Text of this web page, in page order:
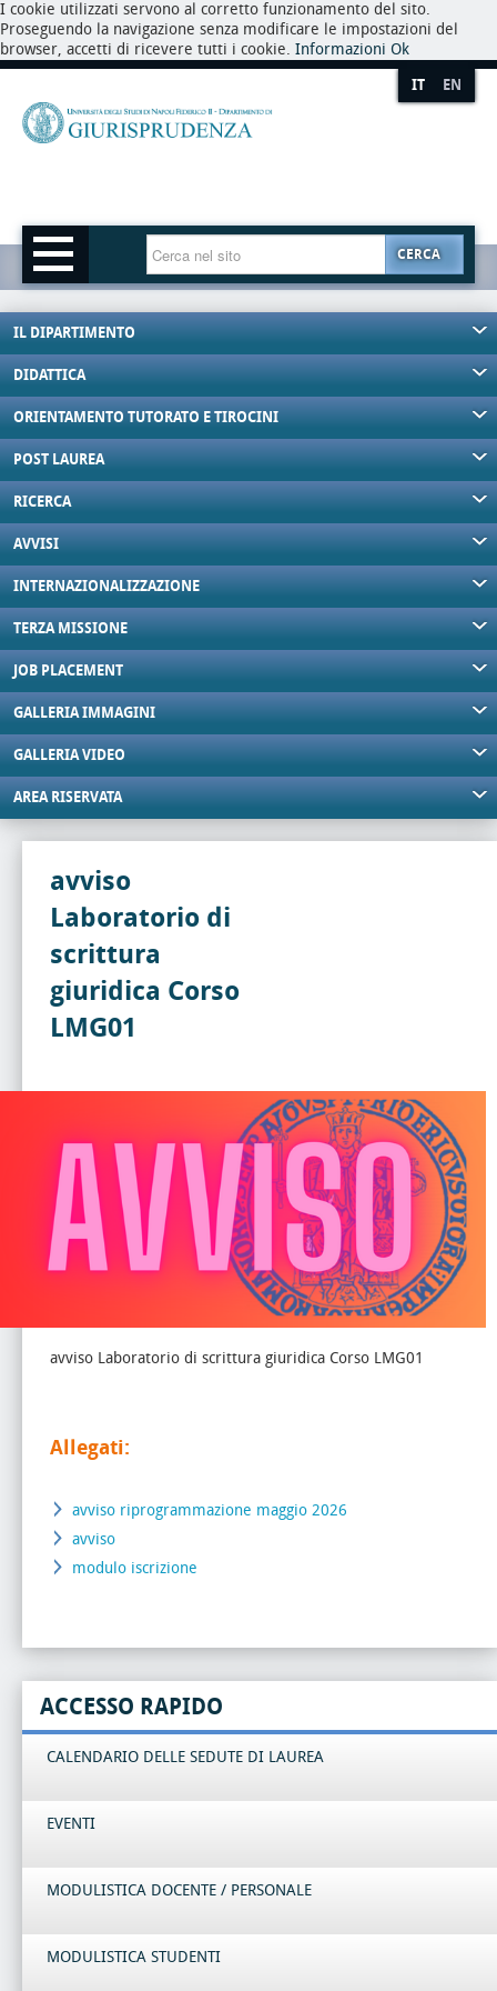
I cookie utilizzati servono al corretto funzionamento del sito.
Proseguendo la navigazione senza modificare le impostazioni del
browser, accetti di ricevere tutti i cookie. Informazioni Ok
IT EN
CERCA
IL DIPARTIMENTO
DIDATTICA
ORIENTAMENTO TUTORATO E TIROCINI
POST LAUREA
RICERCA
AVVISI
INTERNAZIONALIZZAZIONE
TERZA MISSIONE
JOB PLACEMENT
GALLERIA IMMAGINI
GALLERIA VIDEO
AREA RISERVATA
avviso
Laboratorio di
scrittura
giuridica Corso
LMG01
avviso Laboratorio di scrittura giuridica Corso LMG01
Allegati:
avviso riprogrammazione maggio 2026
avviso
modulo iscrizione
ACCESSO RAPIDO
CALENDARIO DELLE SEDUTE DI LAUREA
EVENTI
MODULISTICA DOCENTE / PERSONALE
MODULISTICA STUDENTI